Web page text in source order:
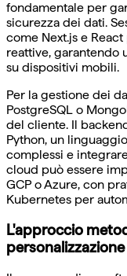
fondamentale per
sicurezza dei dati.
come Next.js e
reattive, garantendo
su dispositivi mobili.
Per la gestione dei
PostgreSQL o
del cliente. Il
Python, un
complessi e
cloud può essere
GCP o Azure, con
Kubernetes per
L'approccio
personalizzazione